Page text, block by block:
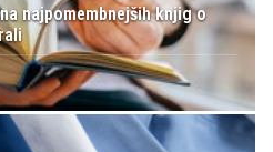
najpomembnejših knjig o